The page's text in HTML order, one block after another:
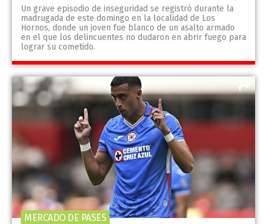
Un grave episodio de inseguridad se registró durante la
madrugada de este domingo en la localidad de Los
Hornos, donde un joven fue blanco de un asalto armado
en el que los delincuentes no dudaron en abrir fuego para
lograr su cometido.
MERCADO DE PASES